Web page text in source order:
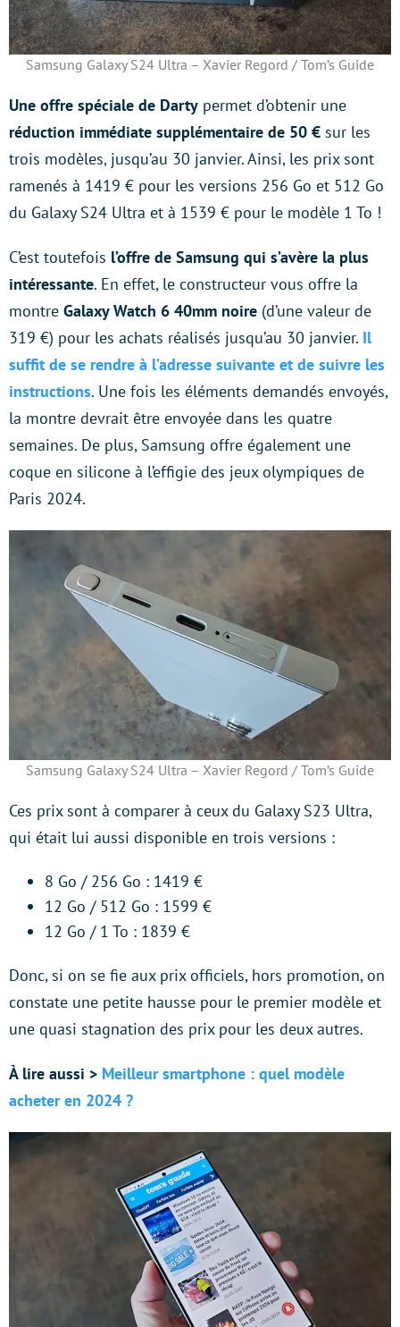
Samsung Galaxy S24 Ultra – Xavier Regord / Tom’s Guide
Une offre spéciale de Darty permet d’obtenir une
réduction immédiate supplémentaire de 50 € sur les
trois modèles, jusqu’au 30 janvier. Ainsi, les prix sont
ramenés à 1419 € pour les versions 256 Go et 512 Go
du Galaxy S24 Ultra et à 1539 € pour le modèle 1 To !
C’est toutefois l’offre de Samsung qui s’avère la plus
intéressante. En effet, le constructeur vous offre la
montre Galaxy Watch 6 40mm noire (d’une valeur de
319 €) pour les achats réalisés jusqu’au 30 janvier. Il
suffit de se rendre à l’adresse suivante et de suivre les
instructions. Une fois les éléments demandés envoyés,
la montre devrait être envoyée dans les quatre
semaines. De plus, Samsung offre également une
coque en silicone à l’effigie des jeux olympiques de
Paris 2024.
Samsung Galaxy S24 Ultra – Xavier Regord / Tom’s Guide
Ces prix sont à comparer à ceux du Galaxy S23 Ultra,
qui était lui aussi disponible en trois versions :
8 Go / 256 Go : 1419 €
12 Go / 512 Go : 1599 €
12 Go / 1 To : 1839 €
Donc, si on se fie aux prix officiels, hors promotion, on
constate une petite hausse pour le premier modèle et
une quasi stagnation des prix pour les deux autres.
À lire aussi > Meilleur smartphone : quel modèle
acheter en 2024 ?